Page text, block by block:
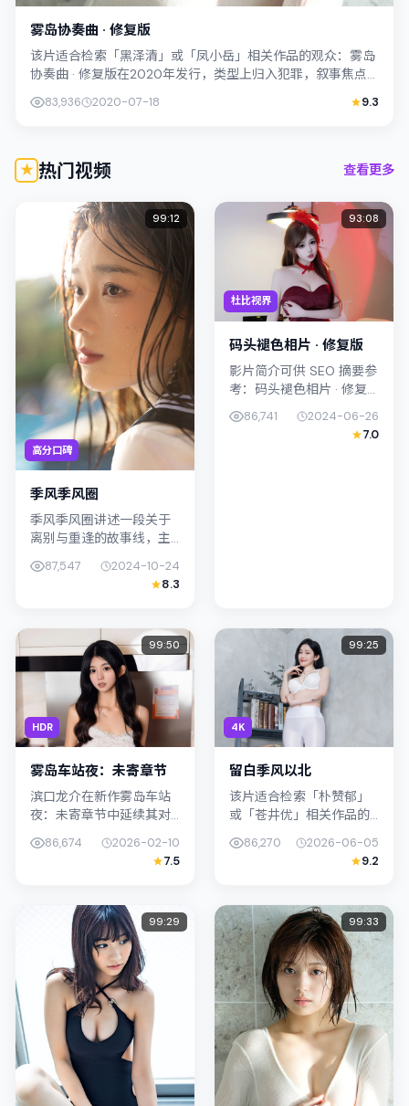
雾岛协奏曲 · 修复版
该片适合检索「黑泽清」或「凤小岳」相关作品的观众：雾岛
协奏曲 · 修复版在2020年发行，类型上归入犯罪，叙事焦点
83,936 2020-07-18 9.3
热门视频 查看更多
高分口碑
99:12
季风季风圈
季风季风圈讲述一段关于
离别与重逢的故事线，主
青山真治掌舵，柯震东、
胡歌联合出演；外景与韩
密结合，摄影...
87,547
2024-10-24
8.3
杜比视界
93:08
码头褪色相片 · 修复版
影片简介可供 SEO 摘要参
考：码头褪色相片 · 修复
版（2024）由岩井俊二执
导，主演易烊千玺；影片
定位悬疑，叙事锚定新加
86,741
2024-06-26
7.0
HDR
99:50
雾岛车站夜：未寄章节
滨口龙介在新作雾岛车站
夜：未寄章节中延续其对
事扎根于日本（北海道）
的日常空间，类型定位为
千玺以克制表...
86,674
2026-02-10
7.5
4K
99:25
留白季风以北
该片适合检索「朴赞郁」
或「苍井优」相关作品的
2026年发行，类型上归入
传记，叙事焦点落在家庭
层次丰富，...
86,270
2026-06-05
9.2
99:29 99:33